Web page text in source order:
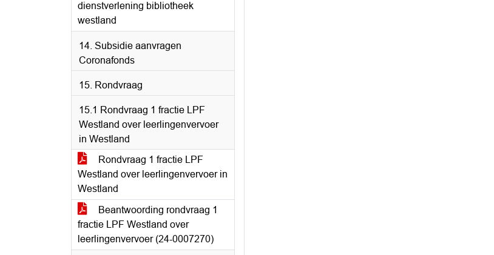
dienstverlening bibliotheek
westland
14. Subsidie aanvragen
Coronafonds
15. Rondvraag
15.1 Rondvraag 1 fractie LPF
Westland over leerlingenvervoer
in Westland
Rondvraag 1 fractie LPF
Westland over leerlingenvervoer in
Westland
Beantwoording rondvraag 1
fractie LPF Westland over
leerlingenvervoer (24-0007270)